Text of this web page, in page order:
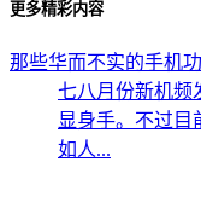
更多精彩内容
那些华而不实的手机
七八月份新机频
显身手。不过目
如人...